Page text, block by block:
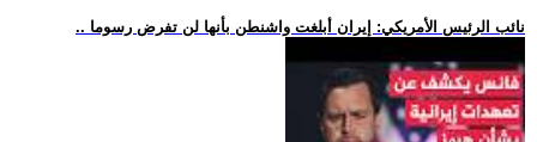
.. نائب الرئيس الأمريكي: إيران أبلغت واشنطن بأنها لن تفرض رسوما